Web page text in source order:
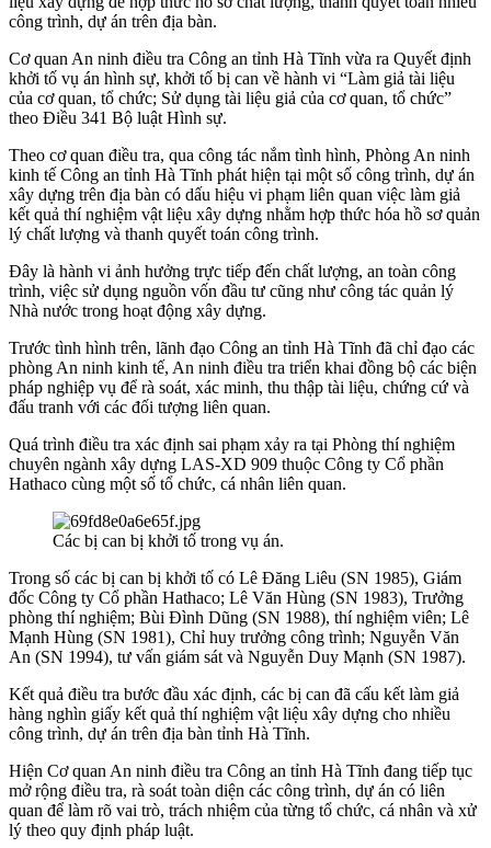
công trình, dự án trên địa bàn.
Cơ quan An ninh điều tra Công an tỉnh Hà Tĩnh vừa ra Quyết định
khởi tố vụ án hình sự, khởi tố bị can về hành vi “Làm giả tài liệu
của cơ quan, tổ chức; Sử dụng tài liệu giả của cơ quan, tổ chức”
theo Điều 341 Bộ luật Hình sự.
Theo cơ quan điều tra, qua công tác nắm tình hình, Phòng An ninh
kinh tế Công an tỉnh Hà Tĩnh phát hiện tại một số công trình, dự án
xây dựng trên địa bàn có dấu hiệu vi phạm liên quan việc làm giả
kết quả thí nghiệm vật liệu xây dựng nhằm hợp thức hóa hồ sơ quản
lý chất lượng và thanh quyết toán công trình.
Đây là hành vi ảnh hưởng trực tiếp đến chất lượng, an toàn công
trình, việc sử dụng nguồn vốn đầu tư cũng như công tác quản lý
Nhà nước trong hoạt động xây dựng.
Trước tình hình trên, lãnh đạo Công an tỉnh Hà Tĩnh đã chỉ đạo các
phòng An ninh kinh tế, An ninh điều tra triển khai đồng bộ các biện
pháp nghiệp vụ để rà soát, xác minh, thu thập tài liệu, chứng cứ và
đấu tranh với các đối tượng liên quan.
Quá trình điều tra xác định sai phạm xảy ra tại Phòng thí nghiệm
chuyên ngành xây dựng LAS-XD 909 thuộc Công ty Cổ phần
Hathaco cùng một số tổ chức, cá nhân liên quan.
Các bị can bị khởi tố trong vụ án.
Trong số các bị can bị khởi tố có Lê Đăng Liêu (SN 1985), Giám
đốc Công ty Cổ phần Hathaco; Lê Văn Hùng (SN 1983), Trưởng
phòng thí nghiệm; Bùi Đình Dũng (SN 1988), thí nghiệm viên; Lê
Mạnh Hùng (SN 1981), Chỉ huy trưởng công trình; Nguyễn Văn
An (SN 1994), tư vấn giám sát và Nguyễn Duy Mạnh (SN 1987).
Kết quả điều tra bước đầu xác định, các bị can đã cấu kết làm giả
hàng nghìn giấy kết quả thí nghiệm vật liệu xây dựng cho nhiều
công trình, dự án trên địa bàn tỉnh Hà Tĩnh.
Hiện Cơ quan An ninh điều tra Công an tỉnh Hà Tĩnh đang tiếp tục
mở rộng điều tra, rà soát toàn diện các công trình, dự án có liên
quan để làm rõ vai trò, trách nhiệm của từng tổ chức, cá nhân và xử
lý theo quy định pháp luật.